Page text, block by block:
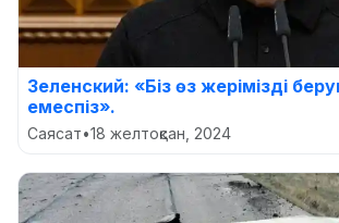
Зеленский: «Біз өз жерімізді
емеспіз».
Саясат•18 желтоқсан, 2024